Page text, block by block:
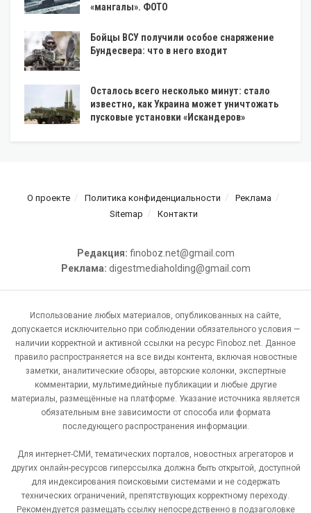
«мангалы». ФОТО
Бойцы ВСУ получили особое снаряжение
Бундесвера: что в него входит
Осталось всего несколько минут: стало
известно, как Украина может уничтожать
пусковые установки «Искандеров»
О проекте Политика конфиденциальности
Реклама
Sitemap
Контакти
Редакция: finoboz.net@gmail.com
Реклама: digestmediaholding@gmail.com
Использование любых материалов, опубликованных на сайте,
допускается исключительно при соблюдении обязательного условия —
наличии корректной и активной ссылки на ресурс Finoboz.net. Данное
правило распространяется на все виды контента, включая новостные
заметки, аналитические обзоры, авторские колонки, экспертные
комментарии, мультимедийные публикации и любые другие
материалы, размещённые на платформе. Указание источника является
обязательным вне зависимости от способа или формата
последующего распространения информации.
Для интернет-СМИ, тематических порталов, новостных агрегаторов и
других онлайн-ресурсов гиперссылка должна быть открытой, доступной
для индексирования поисковыми системами и не содержать
технических ограничений, препятствующих корректному переходу.
Рекомендуется размещать ссылку непосредственно в подзаголовке